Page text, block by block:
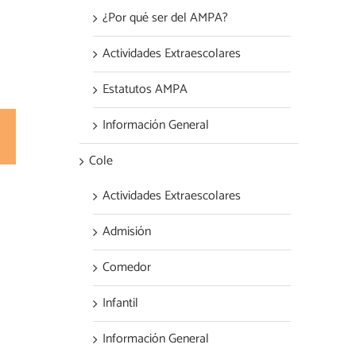
Correo
¿Por qué ser del AMPA?
Actividades Extraescolares
Estatutos AMPA
Información General
Cole
Actividades Extraescolares
Admisión
Comedor
Infantil
Información General